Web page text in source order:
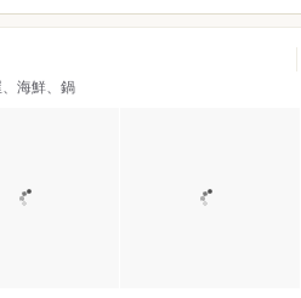
海鮮、鍋